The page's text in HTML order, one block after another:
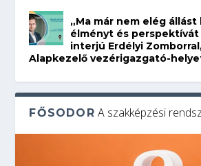
„Ma már nem elég állást
élményt és perspektívát
interjú Erdélyi
Alapkezelő vezérigazgató-
FŐSODOR A szakképzési